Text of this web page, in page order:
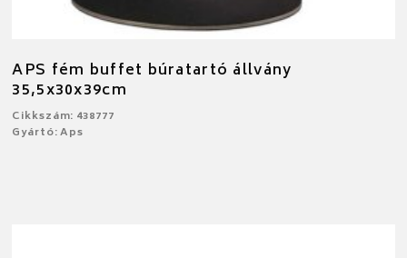
APS fém buffet búratartó állvány
35,5x30x39cm
Cikkszám: 438777
Gyártó: Aps